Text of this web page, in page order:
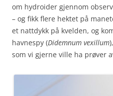
om hydroider gjennom
– og fikk flere hektet på
et nattdykk på kvelden, og
havnespy (Didemnum vexillum
som vi gjerne ville ha prøver